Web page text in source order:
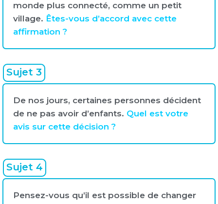
monde plus connecté, comme un petit
village. Êtes-vous d’accord avec cette
affirmation ?
Sujet 3
De nos jours, certaines personnes décident
de ne pas avoir d’enfants. Quel est votre
avis sur cette décision ?
Sujet 4
Pensez-vous qu’il est possible de changer